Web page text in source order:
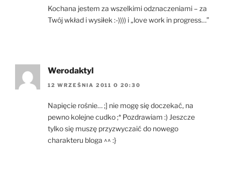
Kochana jestem za wszelkimi odznaczeniami – za
Twój wkład i wysiłek :-)))) i „love work in progress…”
Werodaktyl
12 WRZEŚNIA 2011 O 20:30
Napięcie rośnie… ;] nie mogę się doczekać, na
pewno kolejne cudko ;* Pozdrawiam :) Jeszcze
tylko się muszę przyzwyczaić do nowego
charakteru bloga ^^ :}